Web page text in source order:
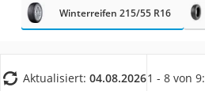
Winterreifen 215/55 R16
Aktualisiert: 04.08.20261 - 8 von 9: